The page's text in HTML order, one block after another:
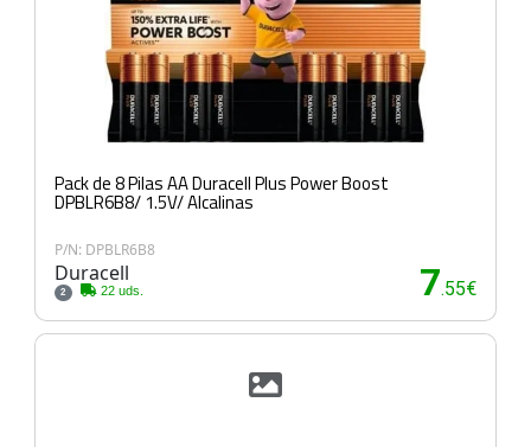
Pack de 8 Pilas AA Duracell Plus Power Boost
DPBLR6B8/ 1.5V/ Alcalinas
P/N: DPBLR6B8
Duracell
2 22 uds. 7.55€